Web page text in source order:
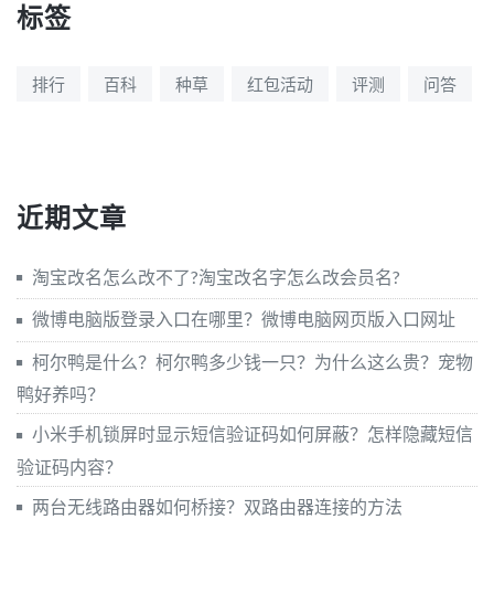
标签
排行 百科 种草 红包活动 评测 问答
近期文章
淘宝改名怎么改不了?淘宝改名字怎么改会员名?
微博电脑版登录入口在哪里？微博电脑网页版入口网址
柯尔鸭是什么？柯尔鸭多少钱一只？为什么这么贵？宠物
鸭好养吗？
小米手机锁屏时显示短信验证码如何屏蔽？怎样隐藏短信
验证码内容？
两台无线路由器如何桥接？双路由器连接的方法